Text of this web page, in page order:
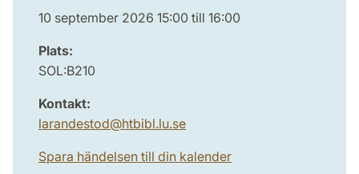
10 september 2026 15:00 till 16:00
Plats:
SOL:B210
Kontakt:
larandestod@htbibl.lu.se
Spara händelsen till din kalender